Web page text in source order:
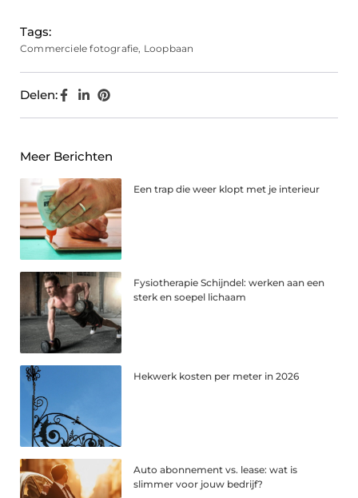
Tags:
Commerciele fotografie, Loopbaan
Delen:
Meer Berichten
Een trap die weer klopt met je interieur
Fysiotherapie Schijndel: werken aan een
sterk en soepel lichaam
Hekwerk kosten per meter in 2026
Auto abonnement vs. lease: wat is
slimmer voor jouw bedrijf?